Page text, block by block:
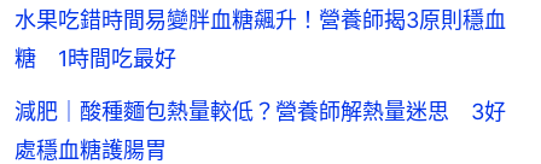
水果吃錯時間易變胖血糖飆升！營養師揭3原則穩血
糖 1時間吃最好
減肥｜酸種麵包熱量較低？營養師解熱量迷思 3好
處穩血糖護腸胃